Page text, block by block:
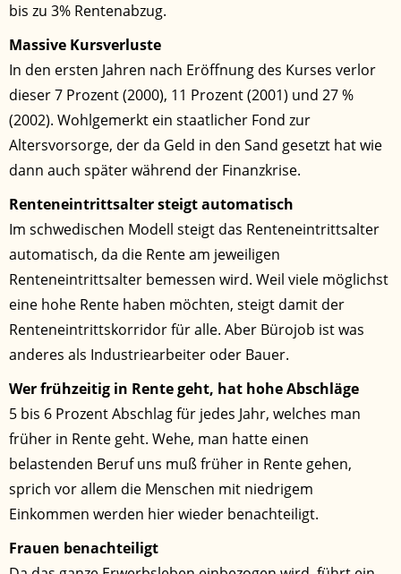
bis zu 3% Rentenabzug.
Massive Kursverluste
In den ersten Jahren nach Eröffnung des Kurses verlor
dieser 7 Prozent (2000), 11 Prozent (2001) und 27 %
(2002). Wohlgemerkt ein staatlicher Fond zur
Altersvorsorge, der da Geld in den Sand gesetzt hat wie
dann auch später während der Finanzkrise.
Renteneintrittsalter steigt automatisch
Im schwedischen Modell steigt das Renteneintrittsalter
automatisch, da die Rente am jeweiligen
Renteneintrittsalter bemessen wird. Weil viele möglichst
eine hohe Rente haben möchten, steigt damit der
Renteneintrittskorridor für alle. Aber Bürojob ist was
anderes als Industriearbeiter oder Bauer.
Wer frühzeitig in Rente geht, hat hohe Abschläge
5 bis 6 Prozent Abschlag für jedes Jahr, welches man
früher in Rente geht. Wehe, man hatte einen
belastenden Beruf uns muß früher in Rente gehen,
sprich vor allem die Menschen mit niedrigem
Einkommen werden hier wieder benachteiligt.
Frauen benachteiligt